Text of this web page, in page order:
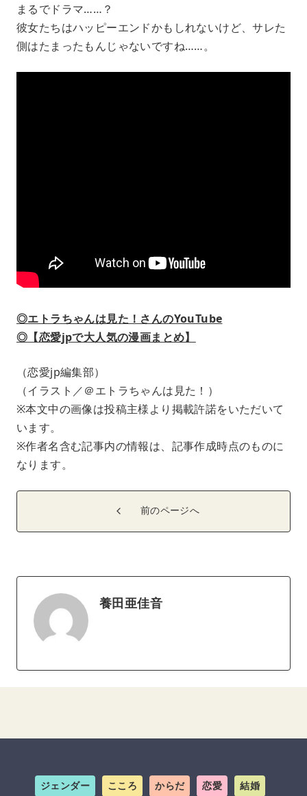
まるでドラマ……？
彼女たちはハッピーエンドかもしれないけど、サレた
側はたまったもんじゃないですね……。
◎エトラちゃんは見た！さんのYouTube
◎【恋愛jpで大人気の漫画まとめ】
（恋愛jp編集部）
（イラスト／＠エトラちゃんは見た！）
※本文中の画像は投稿主様より掲載許諾をいただいて
います。
※作者名含む記事内の情報は、記事作成時点のものに
なります。
前のページへ
養田亜佳音
ジェンダー こころ からだ 恋愛 結婚